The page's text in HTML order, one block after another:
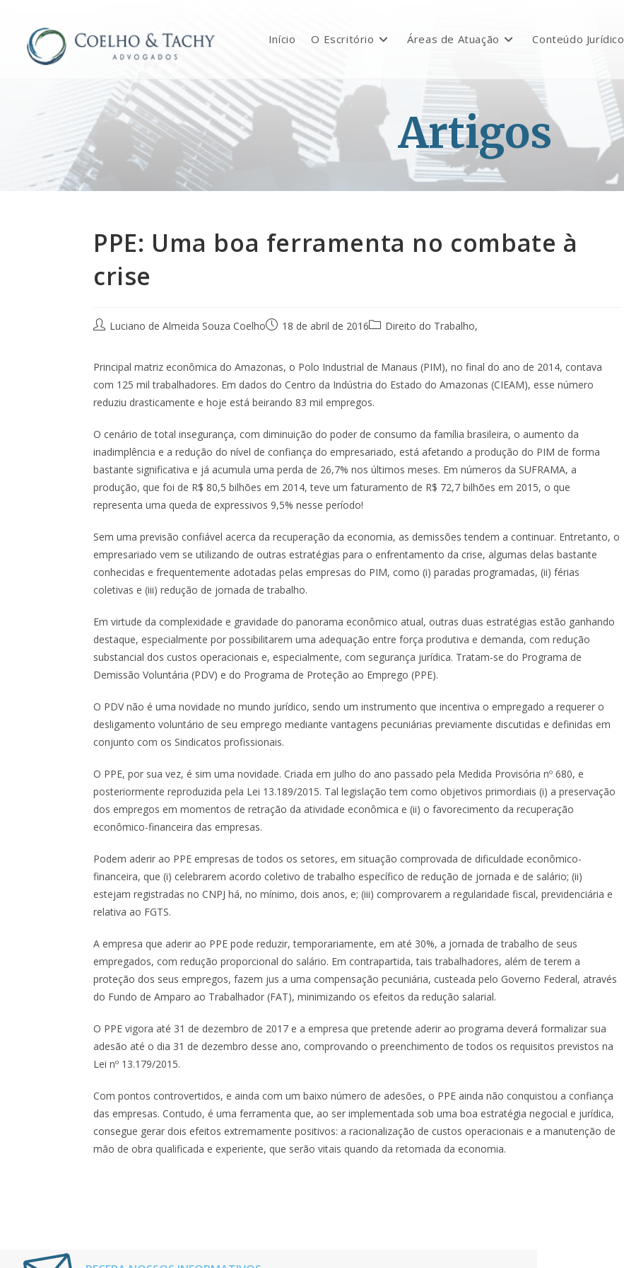
Início O Escritório Áreas de Atuação Conteúdo Jurídico
Artigos
PPE: Uma boa ferramenta no combate à
crise
Luciano de Almeida Souza Coelho 18 de abril de 2016 Direito do Trabalho,
Principal matriz econômica do Amazonas, o Polo Industrial de Manaus (PIM), no final do ano de 2014, contava
com 125 mil trabalhadores. Em dados do Centro da Indústria do Estado do Amazonas (CIEAM), esse número
reduziu drasticamente e hoje está beirando 83 mil empregos.
O cenário de total insegurança, com diminuição do poder de consumo da família brasileira, o aumento da
inadimplência e a redução do nível de confiança do empresariado, está afetando a produção do PIM de forma
bastante significativa e já acumula uma perda de 26,7% nos últimos meses. Em números da SUFRAMA, a
produção, que foi de R$ 80,5 bilhões em 2014, teve um faturamento de R$ 72,7 bilhões em 2015, o que
representa uma queda de expressivos 9,5% nesse período!
Sem uma previsão confiável acerca da recuperação da economia, as demissões tendem a continuar. Entretanto, o
empresariado vem se utilizando de outras estratégias para o enfrentamento da crise, algumas delas bastante
conhecidas e frequentemente adotadas pelas empresas do PIM, como (i) paradas programadas, (ii) férias
coletivas e (iii) redução de jornada de trabalho.
Em virtude da complexidade e gravidade do panorama econômico atual, outras duas estratégias estão ganhando
destaque, especialmente por possibilitarem uma adequação entre força produtiva e demanda, com redução
substancial dos custos operacionais e, especialmente, com segurança jurídica. Tratam-se do Programa de
Demissão Voluntária (PDV) e do Programa de Proteção ao Emprego (PPE).
O PDV não é uma novidade no mundo jurídico, sendo um instrumento que incentiva o empregado a requerer o
desligamento voluntário de seu emprego mediante vantagens pecuniárias previamente discutidas e definidas em
conjunto com os Sindicatos profissionais.
O PPE, por sua vez, é sim uma novidade. Criada em julho do ano passado pela Medida Provisória nº 680, e
posteriormente reproduzida pela Lei 13.189/2015. Tal legislação tem como objetivos primordiais (i) a preservação
dos empregos em momentos de retração da atividade econômica e (ii) o favorecimento da recuperação
econômico-financeira das empresas.
Podem aderir ao PPE empresas de todos os setores, em situação comprovada de dificuldade econômico-
financeira, que (i) celebrarem acordo coletivo de trabalho específico de redução de jornada e de salário; (ii)
estejam registradas no CNPJ há, no mínimo, dois anos, e; (iii) comprovarem a regularidade fiscal, previdenciária e
relativa ao FGTS.
A empresa que aderir ao PPE pode reduzir, temporariamente, em até 30%, a jornada de trabalho de seus
empregados, com redução proporcional do salário. Em contrapartida, tais trabalhadores, além de terem a
proteção dos seus empregos, fazem jus a uma compensação pecuniária, custeada pelo Governo Federal, através
do Fundo de Amparo ao Trabalhador (FAT), minimizando os efeitos da redução salarial.
O PPE vigora até 31 de dezembro de 2017 e a empresa que pretende aderir ao programa deverá formalizar sua
adesão até o dia 31 de dezembro desse ano, comprovando o preenchimento de todos os requisitos previstos na
Lei nº 13.179/2015.
Com pontos controvertidos, e ainda com um baixo número de adesões, o PPE ainda não conquistou a confiança
das empresas. Contudo, é uma ferramenta que, ao ser implementada sob uma boa estratégia negocial e jurídica,
consegue gerar dois efeitos extremamente positivos: a racionalização de custos operacionais e a manutenção de
mão de obra qualificada e experiente, que serão vitais quando da retomada da economia.